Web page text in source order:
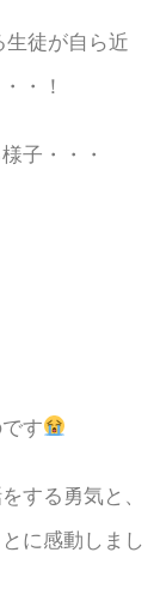
生徒が自ら近
・！
子・・・
す
する勇気と、
に感動しまし